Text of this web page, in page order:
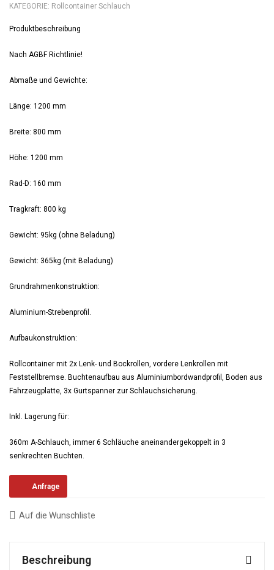
KATEGORIE: Rollcontainer Schlauch
Produktbeschreibung
Nach AGBF Richtlinie!
Abmaße und Gewichte:
Länge: 1200 mm
Breite: 800 mm
Höhe: 1200 mm
Rad-D: 160 mm
Tragkraft: 800 kg
Gewicht: 95kg (ohne Beladung)
Gewicht: 365kg (mit Beladung)
Grundrahmenkonstruktion:
Aluminium-Strebenprofil.
Aufbaukonstruktion:
Rollcontainer mit 2x Lenk- und Bockrollen, vordere Lenkrollen mit
Feststellbremse. Buchtenaufbau aus Aluminiumbordwandprofil, Boden aus
Fahrzeugplatte, 3x Gurtspanner zur Schlauchsicherung.
Inkl. Lagerung für:
360m A-Schlauch, immer 6 Schläuche aneinandergekoppelt in 3
senkrechten Buchten.
Anfrage
Auf die Wunschliste
Beschreibung